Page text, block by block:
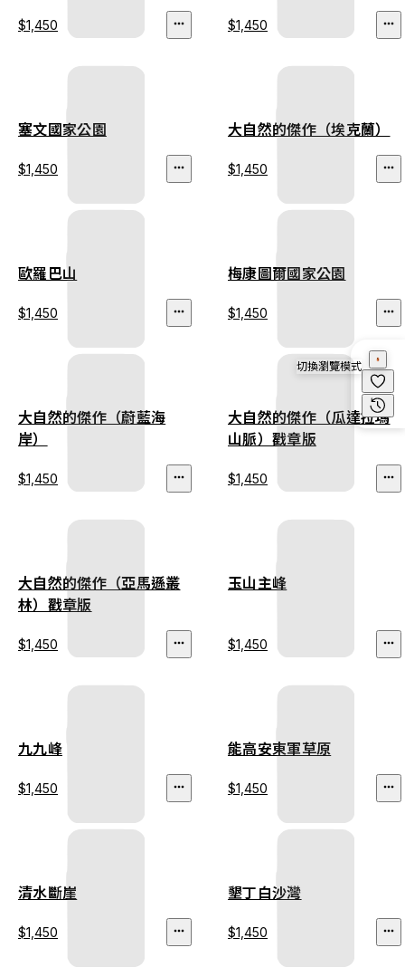
$1,450 $1,450
塞文國家公園
$1,450
大自然的傑作（埃克蘭）
$1,450
歐羅巴山
$1,450
梅康圖爾國家公園
$1,450
大自然的傑作（蔚藍海
岸）
$1,450
大自然的傑作（瓜達拉瑪
山脈）戳章版
$1,450
大自然的傑作（亞馬遜叢
林）戳章版
$1,450
玉山主峰
$1,450
九九峰
$1,450
能高安東軍草原
$1,450
清水斷崖
$1,450
墾丁白沙灣
$1,450
切換瀏覽模式